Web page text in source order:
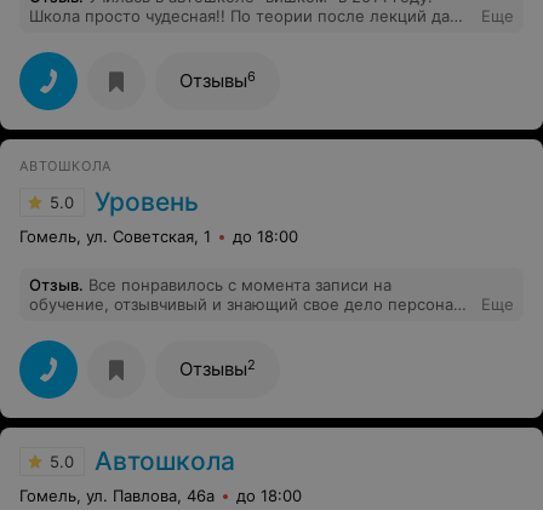
Школа просто чудесная!! По теории после лекций даже
легко преподносился материал - спасибо Игорь
Васильевичу!! Практики тоже оказалось достаточно и
никаких дополнительных занятий брать не пришлось -
спасибо Ивану Ивановичу!! В ГАИ все с первого раза.
Пока группа сдавала экзамен и директор и зауч и
маленькими - за руку водили!!!! Спасибо вам
огромное!!!
Еще
Отзывы6
АВТОШКОЛА
5.0 Уровень
Гомель, ул. Советская, 1 до 18:00
Отзыв. Все понравилось с момента записи на
обучение, отзывчивый и знающий свое дело персонал,
обучения составляет новый автопарк, преподаватели
ПДД разжевывают все в буквальном смысле, если
вдруг что-то непонятно. Получил удовольствие от
процесса обучения. Очень рекомендую, буду
советовать своим родным и знакомым.
Еще
Отзывы2
5.0 Автошкола
Гомель, ул. Павлова, 46а до 18:00